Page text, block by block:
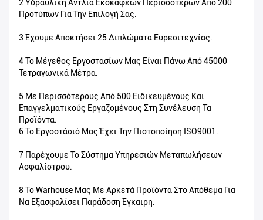
2 Υδραυλική Αντλία Εκσκαφέων Περισσότερων Από 200
Προτύπων Για Την Επιλογή Σας.
3 Έχουμε Αποκτήσει 25 Διπλώματα Ευρεσιτεχνίας.
4 Το Μέγεθος Εργοστασίων Μας Είναι Πάνω Από 45000
Τετραγωνικά Μέτρα.
5 Με Περισσότερους Από 500 Ειδικευμένους Και
Επαγγελματικούς Εργαζομένους Στη Συνέλευση Τα
Προϊόντα.
6 Το Εργοστάσιό Μας Έχει Την Πιστοποίηση ISO9001.
7 Παρέχουμε Το Σύστημα Υπηρεσιών Μεταπωλήσεων
Ασφαλίστρου.
8 Το Warhouse Μας Με Αρκετά Προϊόντα Στο Απόθεμα Για
Να Εξασφαλίσει Παράδοση Έγκαιρη.